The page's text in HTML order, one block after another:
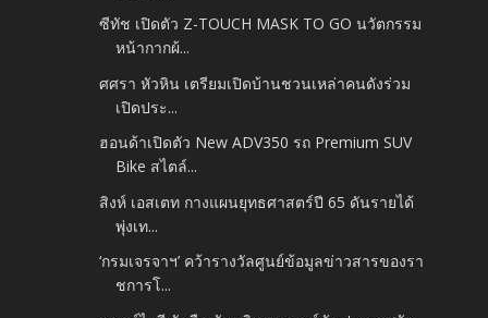
ซีทัช เปิดตัว Z-TOUCH MASK TO GO นวัตกรรม
หน้ากากผ้...
ศศรา หัวหิน เตรียมเปิดบ้านชวนเหล่าคนดังร่วม
เปิดประ...
ฮอนด้าเปิดตัว New ADV350 รถ Premium SUV
Bike สไตล์...
สิงห์ เอสเตท กางแผนยุทธศาสตร์ปี 65 ดันรายได้
พุ่งเท...
‘กรมเจรจาฯ’ คว้ารางวัลศูนย์ข้อมูลข่าวสารของรา
ชการโ...